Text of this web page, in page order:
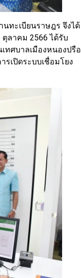
ทะเบียนราษฎร จึงได้
ลาคม 2566 ได้รับ
ทศบาลเมืองหนองปรือ
เปิดระบบเชื่อมโยง